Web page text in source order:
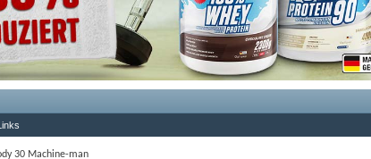
30 Machine-man